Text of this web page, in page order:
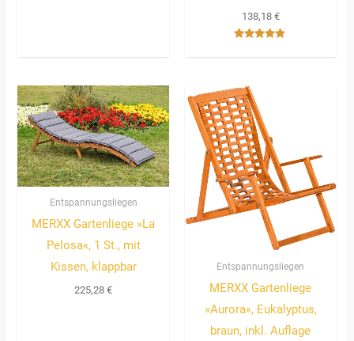
138,18 €
Entspannungsliegen
MERXX Gartenliege »La
Pelosa«, 1 St., mit
Kissen, klappbar
225,28€
Entspannungsliegen
MERXX Gartenliege
»Aurora«, Eukalyptus,
braun, inkl. Auflage